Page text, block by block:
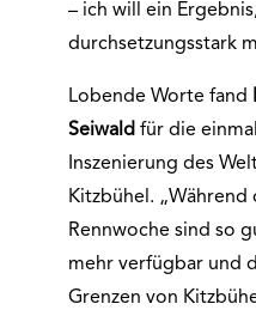
– ich will ein
durchsetzungsstark
Lobende Worte fand
Seiwald für die
Inszenierung des
Kitzbühel. „Während
Rennwoche sind so
mehr verfügbar und
Grenzen von